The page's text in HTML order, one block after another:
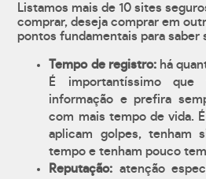
Listamos mais de 10 sites
comprar, deseja comprar em
pontos fundamentais para saber
Tempo de registro:há
É importantíssimo que
informação e prefira
com mais tempo de vida.
aplicam golpes, tenham
tempo e tenham pouco
Reputação: atenção